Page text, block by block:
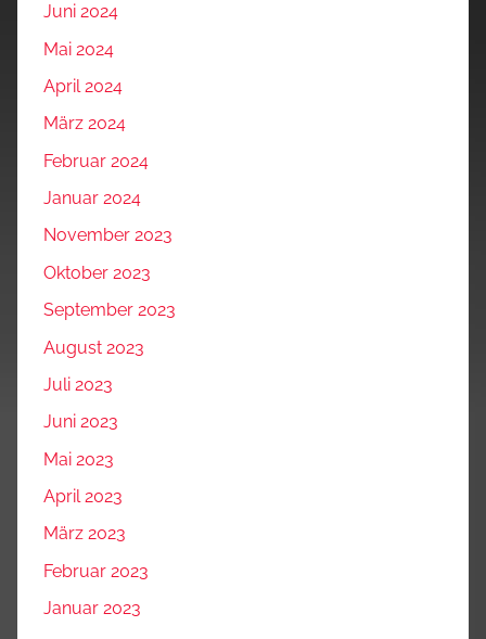
Juni 2024
Mai 2024
April 2024
März 2024
Februar 2024
Januar 2024
November 2023
Oktober 2023
September 2023
August 2023
Juli 2023
Juni 2023
Mai 2023
April 2023
März 2023
Februar 2023
Januar 2023